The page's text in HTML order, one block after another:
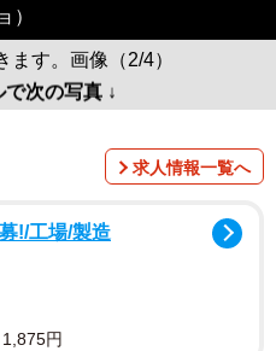
）
ます。画像（2/4）
で次の写真 ↓
求人情報一覧へ
!/工場/製造
円